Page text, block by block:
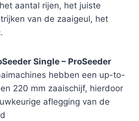
aantal rijen, het juiste
van de zaaigeul, het
Single – ProSeeder
hebben een up-to-
220 mm zaaischijf, hierdoor
aflegging van de